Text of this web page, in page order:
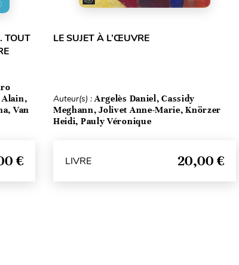
TOUT
Alain,
Van
€
LE SUJET À L’ŒUVRE
Auteur(s) :Argelès Daniel, Cassidy
Meghann, Jolivet Anne-Marie, Knörzer
Heidi, Pauly Véronique
LIVRE 20,00 €